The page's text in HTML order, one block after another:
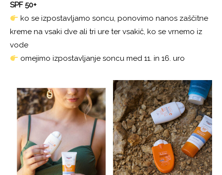
SPF 50+
ko se izpostavljamo soncu, ponovimo nanos zaščitne
kreme na vsaki dve ali tri ure ter vsakič, ko se vrnemo iz
vode
omejimo izpostavljanje soncu med 11. in 16. uro